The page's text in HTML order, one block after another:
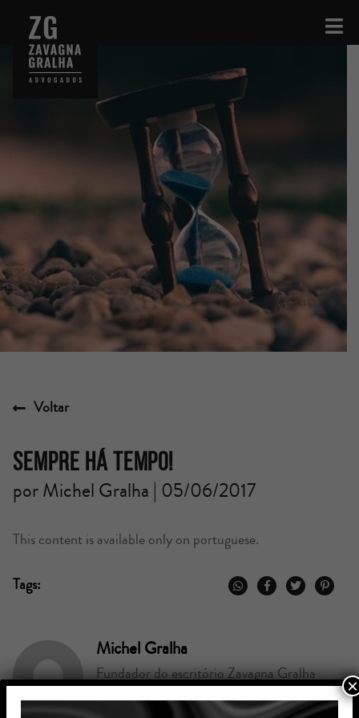
Voltar
Sempre há tempo!
por Michel Gralha | 05/06/2017
This content is available only on portuguese.
Tags:
Michel Gralha
Fundador do escritório Zavagna Gralha
Advogados, é especialista nas áreas de
Direito Societário, M&A e Direito
×